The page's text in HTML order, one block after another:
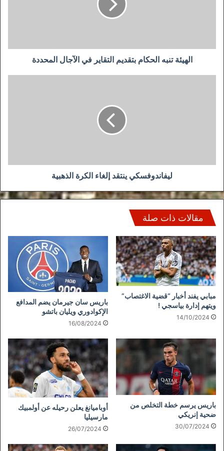
الهيئة تنبه الحكام بتقديم التقاير في الآجال المحددة
ليفاندوفسكي ينتقد إلغاء الكرة الذهبية
مقالات ذات صلة
مبابي يفند أخبار “قضية الاغتصاب”
ويتهم إدارة بياسجي !
14/10/2024
باريس سان جيرمان يضم المدافع
الإكوادوري ويليان باتشو
16/08/2024
باريس يرسم خطة التخلص من
ضحية إنريكي
30/07/2024
أوباميانغ يعلن رحيله عن أولمبيك
مارسيليا
26/07/2024